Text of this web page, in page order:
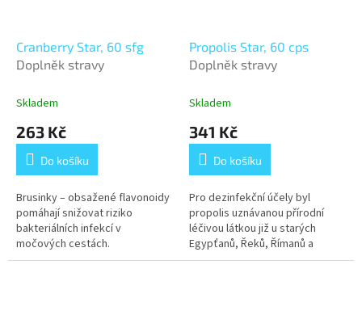
Cranberry Star, 60 sfg
Doplněk stravy
Skladem
263 Kč
Do košíku
Brusinky – obsažené flavonoidy
pomáhají snižovat riziko
bakteriálních infekcí v
močových cestách.
Propolis Star, 60 cps
Doplněk stravy
Skladem
341 Kč
Do košíku
Pro dezinfekční účely byl
propolis uznávanou přírodní
léčivou látkou již u starých
Egypťanů, Řeků, Římanů a
dalších národů.